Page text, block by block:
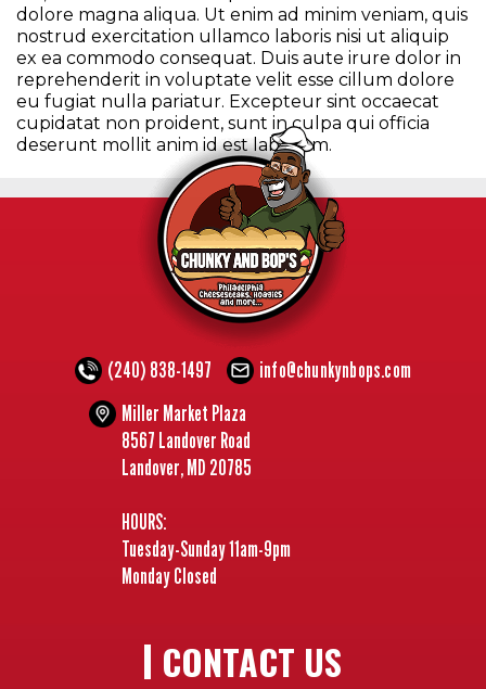
dolore magna aliqua. Ut enim ad minim veniam, quis
nostrud exercitation ullamco laboris nisi ut aliquip
ex ea commodo consequat. Duis aute irure dolor in
reprehenderit in voluptate velit esse cillum dolore
eu fugiat nulla pariatur. Excepteur sint occaecat
cupidatat non proident, sunt in culpa qui officia
deserunt mollit anim id est laborum.
(240) 838-1497
info@chunkynbops.com
Miller Market Plaza
8567 Landover Road
Landover, MD 20785
HOURS:
Tuesday-Sunday 11am-9pm
Monday Closed
CONTACT US